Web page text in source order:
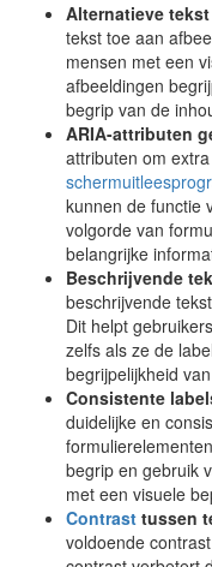
Alternatieve
tekst toe aan
mensen met een
afbeeldingen
begrip van de
ARIA-attributen
attributen om
kunnen de functie
volgorde van
belangrijke
Beschrijvende
beschrijvende
Dit helpt
zelfs als ze de
begrijpelijkheid
Consistente
duidelijke en
begrip en gebruik
met een visuele
Contrast tussen
voldoende